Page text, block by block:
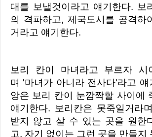
대를 보낼것이라고 얘기한다. 보
의 격파하고, 제국도시를 공격하
거라고 얘기한다.
보리 칸이 마녀라고 부르자 시
며 '마녀가 아니라 전사다'라고 얘
앙은 보리 칸이 눈깜짝할 사이에
얘기한다.
보리칸은 못죽일거라
받지 않고 살 수 있는 곳을 원한
고, 자기 없이는 그런 곳을 만들지